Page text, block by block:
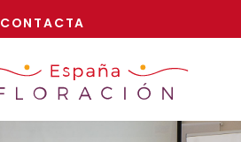
CONTACTA